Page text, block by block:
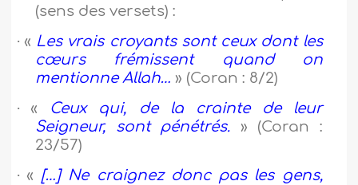
(sens des versets) :
· « Les vrais croyants sont ceux dont les
cœurs frémissent quand on
mentionne Allah… » (Coran : 8/2)
· « Ceux qui, de la crainte de leur
Seigneur, sont pénétrés. » (Coran :
23/57)
· « […] Ne craignez donc pas les gens,